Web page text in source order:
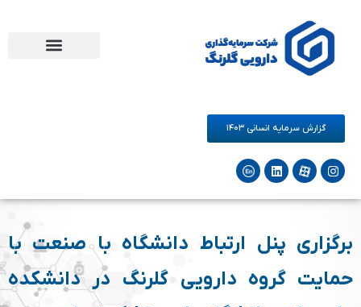
گزارش سرمایه انسانی ۱۴۰۳
برگزاری پنل ارتباط دانشگاه با صنعت با
حمایت گروه دارویی گلرنگ در دانشکده